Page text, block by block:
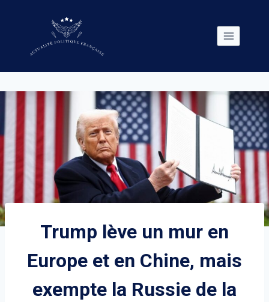
Trump lève un mur en
Europe et en Chine, mais
exempte la Russie de la